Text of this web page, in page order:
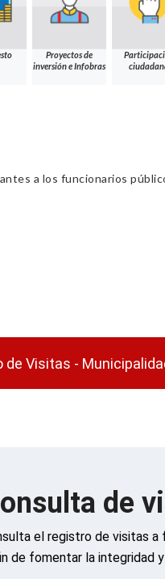
Proyectos de
inversión e Infobras
a los funcionarios